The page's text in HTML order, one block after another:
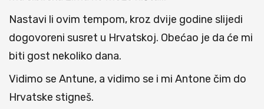
Nastavi li ovim tempom, kroz dvije godine slijedi
dogovoreni susret u Hrvatskoj. Obećao je da će mi
biti gost nekoliko dana.
Vidimo se Antune, a vidimo se i mi Antone čim do
Hrvatske stigneš.